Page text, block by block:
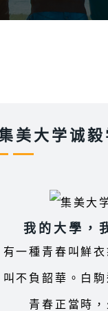
美大学诚毅
我的大學，
有一種青春叫鮮
叫不負韶華。白
青春正當時，